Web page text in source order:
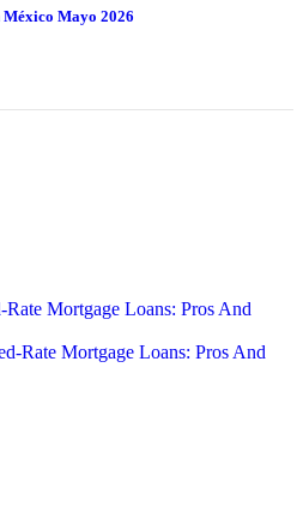
México Mayo 2026
Rate Mortgage Loans: Pros And
Rate Mortgage Loans: Pros And